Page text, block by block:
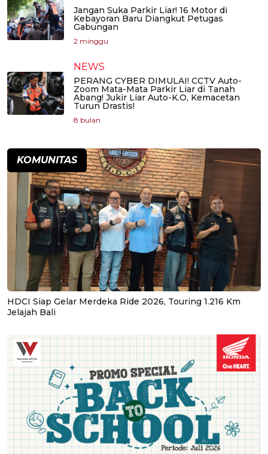
Jangan Suka Parkir Liar! 16 Motor di
Kebayoran Baru Diangkut Petugas
Gabungan
2 minggu
NEWS
PERANG CYBER DIMULAI! CCTV Auto-
Zoom Mata-Mata Parkir Liar di Tanah
Abang! Jukir Liar Auto-K.O, Kemacetan
Turun Drastis!
8 bulan
KOMUNITAS
HDCI Siap Gelar Merdeka Ride 2026, Touring 1.216 Km
Jelajah Bali